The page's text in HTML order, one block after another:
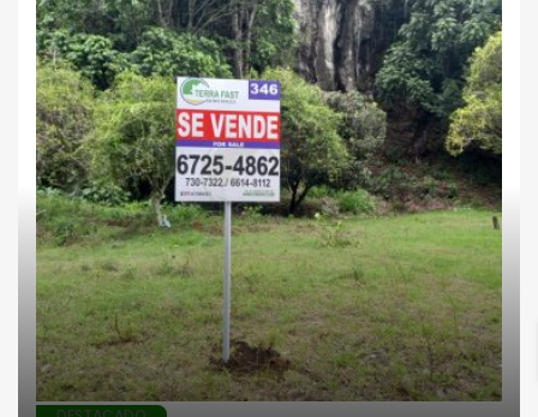
FincasInversionesLotes
comercialesMontañaNegocios